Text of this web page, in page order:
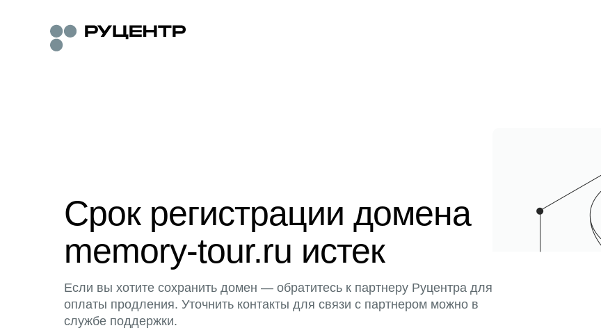
Срок регистрации домена
memory-tour.ru истек
Если вы хотите сохранить домен — обратитесь к партнеру Руцентра для
оплаты продления. Уточнить контакты для связи с партнером можно в
службе поддержки.